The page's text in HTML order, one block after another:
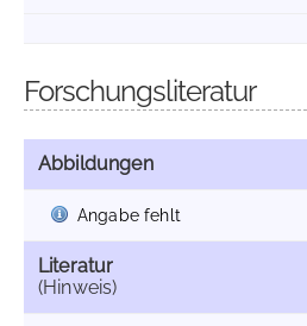
Forschungsliteratur
Abbildungen
Angabe fehlt
Literatur
(Hinweis)